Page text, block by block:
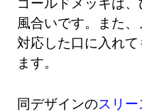
風合いです。また
対応した口に入れ
ます。
同デザインのスリ